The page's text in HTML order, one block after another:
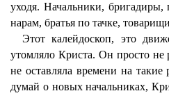
уходя. Начальники, бригадиры,
нарам, братья по тачке,
Этот калейдоскоп, это
утомляло Криста. Он просто
не оставляла времени на
думай о новых начальниках,